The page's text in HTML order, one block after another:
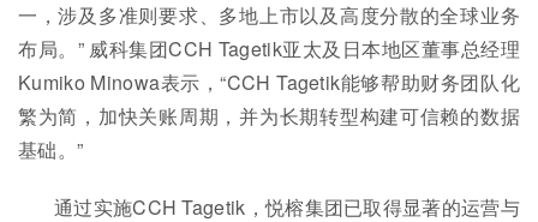
一，涉及多准则要求、多地上市以及高度分散的全球业务
布局。” 威科集团CCH Tagetik亚太及日本地区董事总经理
Kumiko Minowa表示，“CCH Tagetik能够帮助财务团队化
繁为简，加快关账周期，并为长期转型构建可信赖的数据
基础。”
通过实施CCH Tagetik，悦榕集团已取得显著的运营与